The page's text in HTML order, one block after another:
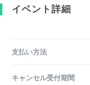
イベント詳細
支払い方法
キャンセル受付期間